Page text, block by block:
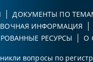
ДОКУМЕНТЫ ПО
ИНФОРМАЦИЯ
РЕСУРСЫ
О
вопросы по